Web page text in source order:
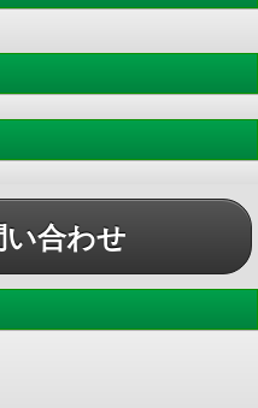
い合わせ